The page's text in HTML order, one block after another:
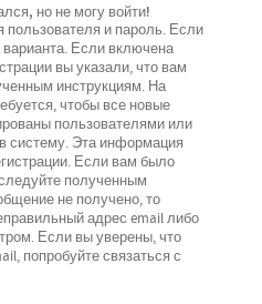
но не могу войти!
пользователя и пароль. Если
Если включена
вы указали, что вам
инструкциям. На
чтобы все новые
пользователями или
систему. Эта информация
Если вам было
полученным
не получено, то
адрес email либо
Если вы уверены, что
попробуйте связаться с